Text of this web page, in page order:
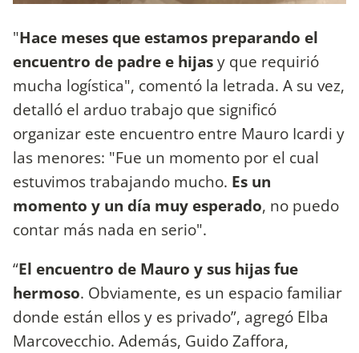
"Hace meses que estamos preparando el
encuentro de padre e hijasy que requirió
mucha logística", comentó la letrada. A su vez,
detalló el arduo trabajo que significó
organizar este encuentro entre Mauro Icardi y
las menores: "Fue un momento por el cual
estuvimos trabajando mucho. Es un
momento y un día muy esperado, no puedo
contar más nada en serio".
“El encuentro de Mauro y sus hijas fue
hermoso. Obviamente, es un espacio familiar
donde están ellos y es privado”, agregó Elba
Marcovecchio. Además, Guido Zaffora,